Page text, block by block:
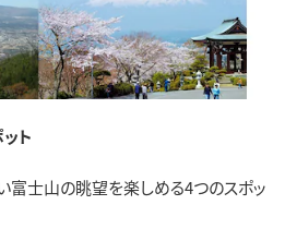
ト
富士山の眺望を楽しめる4つのスポッ